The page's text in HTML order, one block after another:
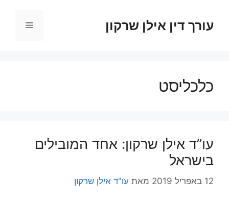
עורך דין אילן שרקון תפריט
כלכליסט
עו”ד אילן שרקון: אחד המובילים
בישראל
12 באפריל 2019 מאת עו"ד אילן שרקון